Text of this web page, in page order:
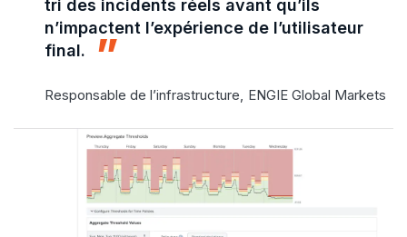
tri des incidents réels avant qu’ils
n’impactent l’expérience de l’utilisateur
final.
Responsable de l’infrastructure, ENGIE Global Markets